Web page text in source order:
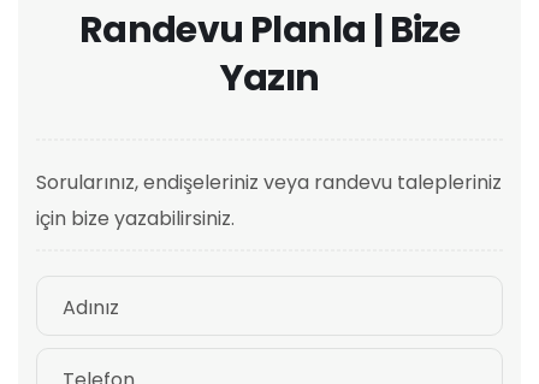
Randevu Planla | Bize
Yazın
Sorularınız, endişeleriniz veya randevu talepleriniz
için bize yazabilirsiniz.